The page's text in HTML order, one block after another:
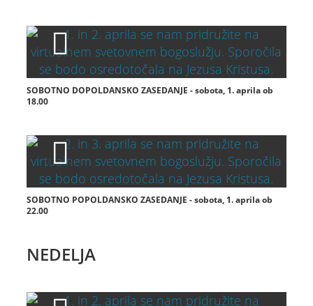
SOBOTNO DOPOLDANSKO ZASEDANJE - sobota, 1. aprila ob
18.00
SOBOTNO POPOLDANSKO ZASEDANJE - sobota, 1. aprila ob
22.00
NEDELJA